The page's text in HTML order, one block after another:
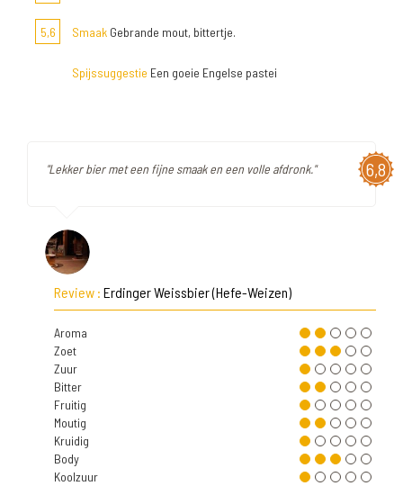
5,6 Smaak Gebrande mout, bittertje.
Spijssuggestie Een goeie Engelse pastei
6,8
"Lekker bier met een fijne smaak en een volle afdronk."
Review : Erdinger Weissbier (Hefe-Weizen)
Aroma
Zoet
Zuur
Bitter
Fruitig
Moutig
Kruidig
Body
Koolzuur